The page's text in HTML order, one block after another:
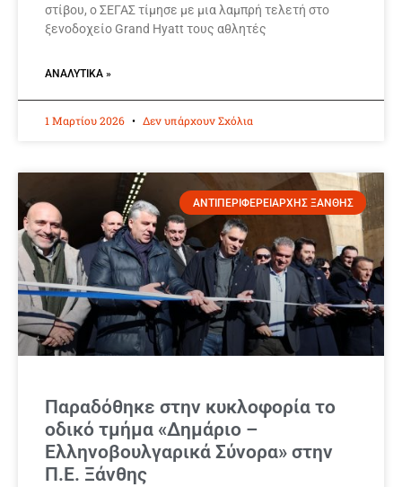
στίβου, ο ΣΕΓΑΣ τίμησε με μια λαμπρή τελετή στο
ξενοδοχείο Grand Hyatt τους αθλητές
ΑΝΑΛΥΤΙΚΆ »
1 Μαρτίου 2026 Δεν υπάρχουν Σχόλια
ΑΝΤΙΠΕΡΙΦΕΡΕΙΑΡΧΗΣ ΞΑΝΘΗΣ
Παραδόθηκε στην κυκλοφορία το
οδικό τμήμα «Δημάριο –
Ελληνοβουλγαρικά Σύνορα» στην
Π.Ε. Ξάνθης